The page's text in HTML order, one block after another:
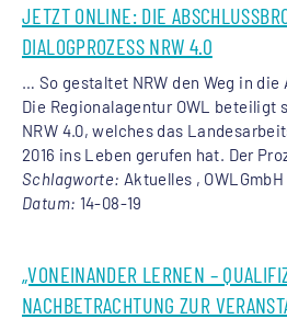
JETZT ONLINE: DIE
DIALOGPROZESS NRW 4.0
… So gestaltet NRW den Weg in
Die RegionalagenturOWL beteiligt
NRW 4.0, welches das
2016 ins Leben gerufen hat. Der
Schlagworte: Aktuelles , OWLGmbH
Datum: 14-08-19
„VONEINANDER LERNEN –
NACHBETRACHTUNG ZUR